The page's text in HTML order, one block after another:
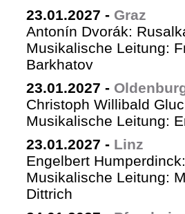
23.01.2027 - Graz
Antonín Dvorák:
Musikalische Leitung:
Barkhatov
23.01.2027 -
Christoph Willibald
Musikalische Leitung:
23.01.2027 - Linz
Engelbert
Musikalische Leitung:
Dittrich